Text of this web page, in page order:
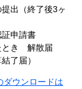
出（終了後3ヶ
申請書
とき 解散届
了届）
ダウンロードは